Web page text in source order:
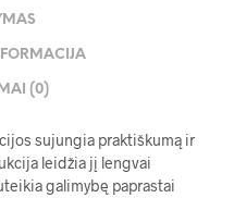
(0)
sujungia praktiškumą ir
leidžia jį lengvai
galimybę paprastai